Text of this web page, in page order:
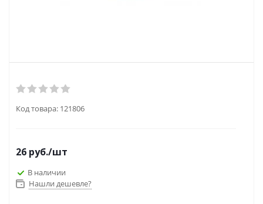
Код товара: 121806
26 руб./шт
В наличии
Нашли дешевле?